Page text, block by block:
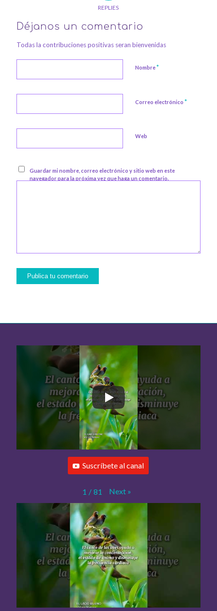
REPLIES
Déjanos un comentario
Todas la contribuciones positivas seran bienvenidas
Nombre*
Correo electrónico *
Web
Guardar mi nombre, correo electrónico y sitio web en este
navegador para la próxima vez que haga un comentario.
Suscríbete al canal
1 / 81 Next »